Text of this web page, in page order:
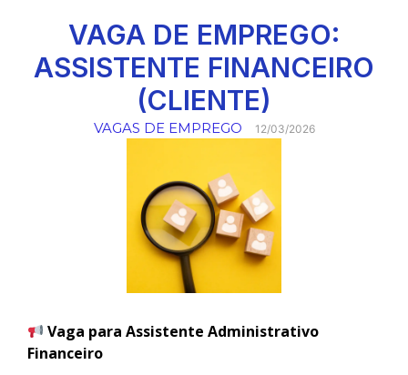
VAGA DE EMPREGO:
ASSISTENTE FINANCEIRO
(CLIENTE)
VAGAS DE EMPREGO 12/03/2026
Vaga para Assistente Administrativo
Financeiro